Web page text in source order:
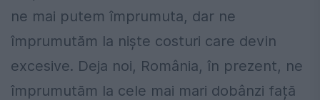
ne mai putem împrumuta, dar ne
împrumutăm la niște costuri care devin
excesive. Deja noi, România, în prezent, ne
împrumutăm la cele mai mari dobânzi față